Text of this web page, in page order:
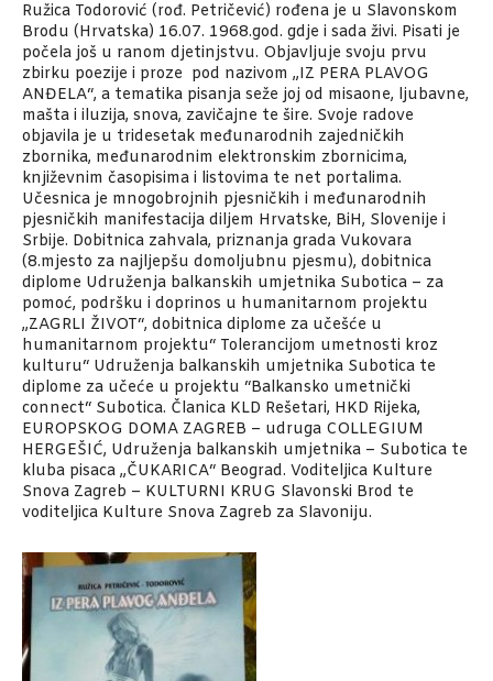
Ružica Todorović (rođ. Petričević) rođena je u Slavonskom
Brodu (Hrvatska) 16.07. 1968.god. gdje i sada živi. Pisati je
počela još u ranom djetinjstvu. Objavljuje svoju prvu
zbirku poezije i proze pod nazivom „IZ PERA PLAVOG
ANĐELA“, a tematika pisanja seže joj od misaone, ljubavne,
mašta i iluzija, snova, zavičajne te šire. Svoje radove
objavila je u tridesetak međunarodnih zajedničkih
zbornika, međunarodnim elektronskim zbornicima,
književnim časopisima i listovima te net portalima.
Učesnica je mnogobrojnih pjesničkih i međunarodnih
pjesničkih manifestacija diljem Hrvatske, BiH, Slovenije i
Srbije. Dobitnica zahvala, priznanja grada Vukovara
(8.mjesto za najljepšu domoljubnu pjesmu), dobitnica
diplome Udruženja balkanskih umjetnika Subotica – za
pomoć, podršku i doprinos u humanitarnom projektu
„ZAGRLI ŽIVOT“, dobitnica diplome za učešće u
humanitarnom projektu“ Tolerancijom umetnosti kroz
kulturu“ Udruženja balkanskih umjetnika Subotica te
diplome za učeće u projektu “Balkansko umetnički
connect“ Subotica. Članica KLD Rešetari, HKD Rijeka,
EUROPSKOG DOMA ZAGREB – udruga COLLEGIUM
HERGEŠIĆ, Udruženja balkanskih umjetnika – Subotica te
kluba pisaca „ČUKARICA“ Beograd. Voditeljica Kulture
Snova Zagreb – KULTURNI KRUG Slavonski Brod te
voditeljica Kulture Snova Zagreb za Slavoniju.